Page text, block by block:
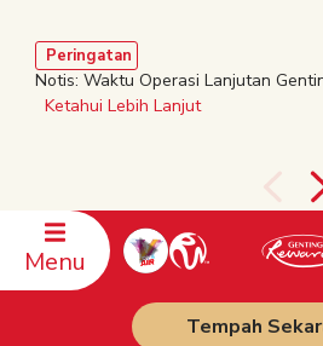
Peringatan
Notis: Waktu Operasi Lanjutan
Ketahui Lebih Lanjut
Menu
Tempah